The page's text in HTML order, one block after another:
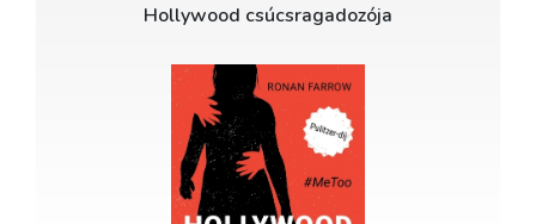
Hollywood csúcsragadozója